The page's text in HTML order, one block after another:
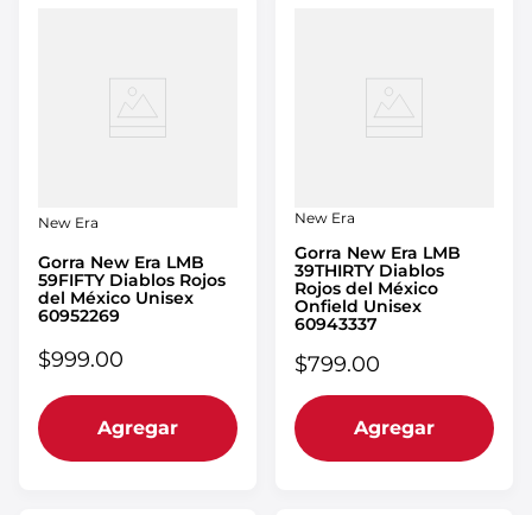
New Era
Gorra New Era LMB
59FIFTY Diablos Rojos
del México Unisex
60952269
$999.00
Agregar
New Era
Gorra New Era LMB
39THIRTY Diablos
Rojos del México
Onfield Unisex
60943337
$799.00
Agregar